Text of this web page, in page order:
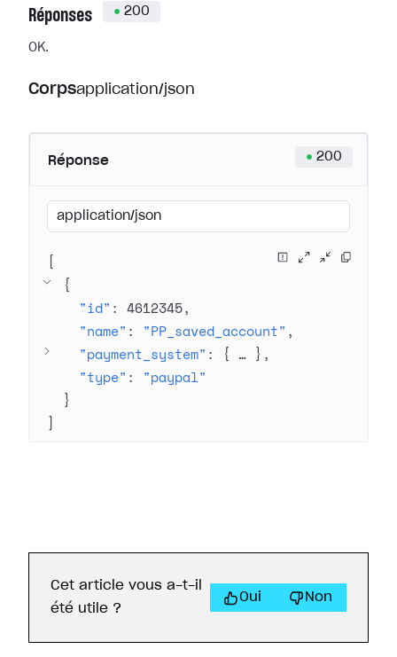
Réponses 200
OK.
Corpsapplication/json
Réponse 200
application/json
[
{
"id" : 4612345
"name" : "PP_saved_account"
"payment_system" : { … }
"type" : "paypal"
}
]
Cet article vous a-t-il
été utile ?
Oui Non